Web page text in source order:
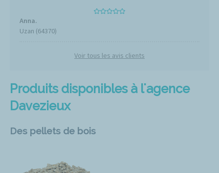
Produits disponibles à l'agence
Davezieux
Des pellets de bois
Anna.
Uzan (64370)
Voir tous les avis clients